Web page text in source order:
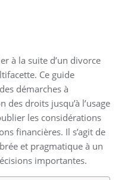
à la suite d’un divorce
Ce guide
démarches à
droits jusqu’à l’usage
les considérations
financières. Il s’agit de
et pragmatique à un
importantes.